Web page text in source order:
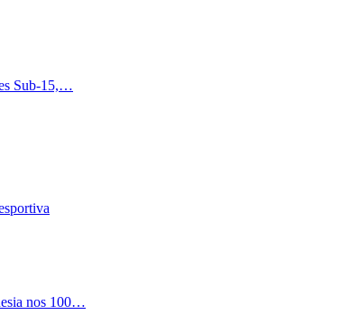
Sub-15,…
nos 100…